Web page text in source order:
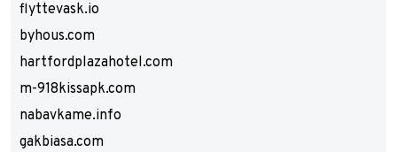
flyttevask.io
byhous.com
hartfordplazahotel.com
m-918kissapk.com
nabavkame.info
gakbiasa.com